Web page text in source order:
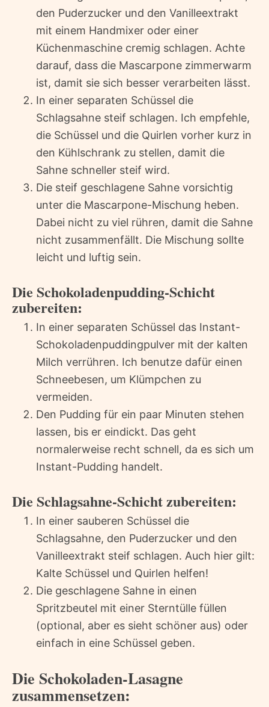
den Puderzucker und den Vanilleextrakt
mit einem Handmixer oder einer
Küchenmaschine cremig schlagen. Achte
darauf, dass die Mascarpone zimmerwarm
ist, damit sie sich besser verarbeiten lässt.
In einer separaten Schüssel die
Schlagsahne steif schlagen. Ich empfehle,
die Schüssel und die Quirlen vorher kurz in
den Kühlschrank zu stellen, damit die
Sahne schneller steif wird.
Die steif geschlagene Sahne vorsichtig
unter die Mascarpone-Mischung heben.
Dabei nicht zu viel rühren, damit die Sahne
nicht zusammenfällt. Die Mischung sollte
leicht und luftig sein.
Die Schokoladenpudding-Schicht
zubereiten:
In einer separaten Schüssel das Instant-
Schokoladenpuddingpulver mit der kalten
Milch verrühren. Ich benutze dafür einen
Schneebesen, um Klümpchen zu
vermeiden.
Den Pudding für ein paar Minuten stehen
lassen, bis er eindickt. Das geht
normalerweise recht schnell, da es sich um
Instant-Pudding handelt.
Die Schlagsahne-Schicht zubereiten:
In einer sauberen Schüssel die
Schlagsahne, den Puderzucker und den
Vanilleextrakt steif schlagen. Auch hier gilt:
Kalte Schüssel und Quirlen helfen!
Die geschlagene Sahne in einen
Spritzbeutel mit einer Sterntülle füllen
(optional, aber es sieht schöner aus) oder
einfach in eine Schüssel geben.
Die Schokoladen-Lasagne
zusammensetzen: